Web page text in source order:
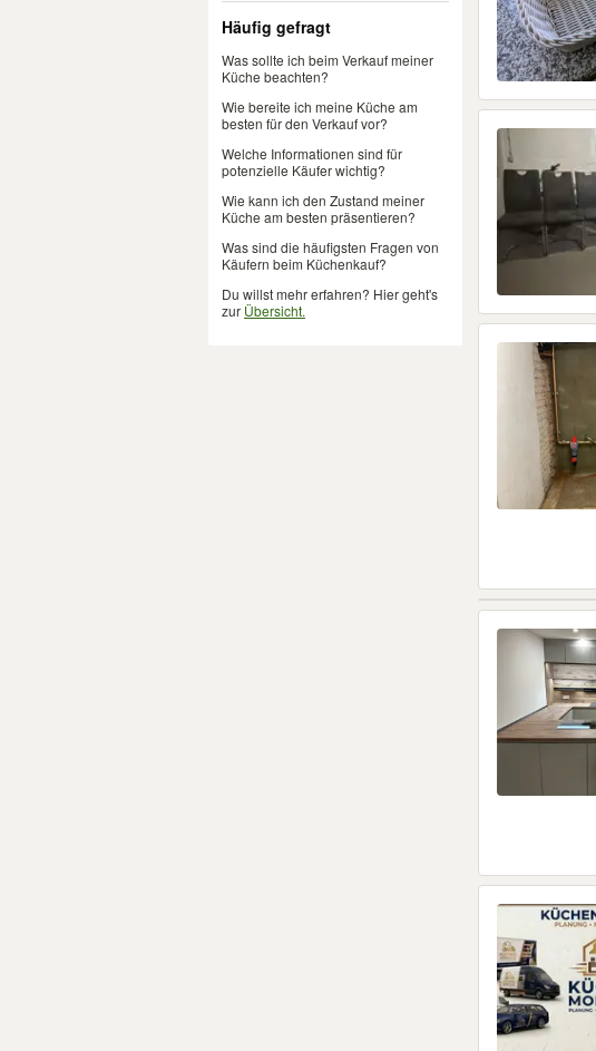
Häufig gefragt
Was sollte ich beim Verkauf meiner
Küche beachten?
Wie bereite ich meine Küche am
besten für den Verkauf vor?
Welche Informationen sind für
potenzielle Käufer wichtig?
Wie kann ich den Zustand meiner
Küche am besten präsentieren?
Was sind die häufigsten Fragen von
Käufern beim Küchenkauf?
Du willst mehr erfahren? Hier geht's
zur Übersicht.